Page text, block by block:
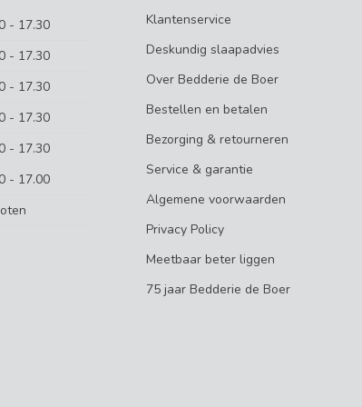
- 17.30
- 17.30
- 17.30
- 17.30
- 17.30
- 17.00
Klantenservice
Deskundig slaapadvies
Over Bedderie de Boer
Bestellen en betalen
Bezorging & retourneren
Service & garantie
Algemene voorwaarden
Privacy Policy
Meetbaar beter liggen
75 jaar Bedderie de Boer